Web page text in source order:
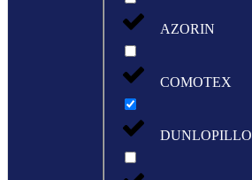
AZORIN
COMOTEX
DUNLOPILLO